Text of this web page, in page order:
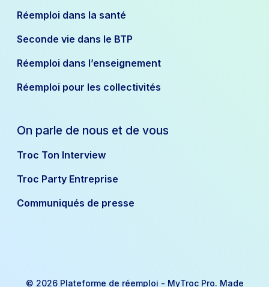
Réemploi dans la santé
Seconde vie dans le BTP
Réemploi dans l’enseignement
Réemploi pour les collectivités
On parle de nous et de vous
Troc Ton Interview
Troc Party Entreprise
Communiqués de presse
© 2026 Plateforme de réemploi - MyTroc Pro. Made